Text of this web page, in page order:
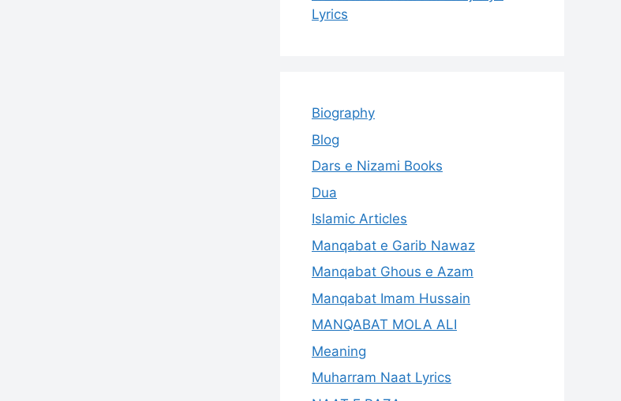
Lyrics
Biography
Blog
Dars e Nizami Books
Dua
Islamic Articles
Manqabat e Garib Nawaz
Manqabat Ghous e Azam
Manqabat Imam Hussain
MANQABAT MOLA ALI
Meaning
Muharram Naat Lyrics